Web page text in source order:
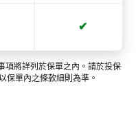
✔
項將詳列於保單之內。請於投保
保單內之條款細則為準。